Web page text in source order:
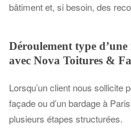
bâtiment et, si besoin, des
Déroulement type
avec Nova Toitures &
Lorsqu’un client nous sollicite
façade ou d’un bardage à
plusieurs étapes structurées.